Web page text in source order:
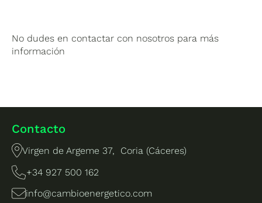
No dudes en contactar con nosotros para más
información
Contacto
Virgen de Argeme 37, Coria (Cáceres)
+34 927 500 162
info@cambioenergetico.com